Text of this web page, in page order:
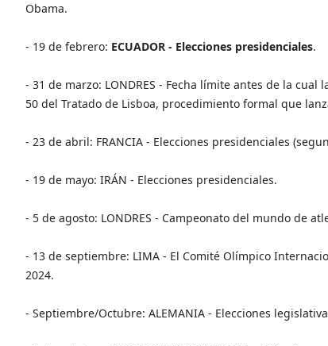
Obama.
- 19 de febrero: ECUADOR - Elecciones presidenciales.
- 31 de marzo: LONDRES - Fecha límite antes de la
50 del Tratado de Lisboa, procedimiento formal que
- 23 de abril: FRANCIA - Elecciones presidenciales
- 19 de mayo: IRÁN - Elecciones presidenciales.
- 5 de agosto: LONDRES - Campeonato del mundo de
- 13 de septiembre: LIMA - El Comité Olímpico
2024.
- Septiembre/Octubre: ALEMANIA - Elecciones